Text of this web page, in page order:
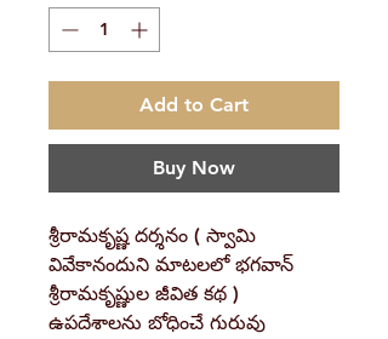
Add to Cart
Buy Now
శ్రీరామకృష్ణ దర్శనం ( స్వామి
వివేకానందుని మాటలలో భగవాన్
శ్రీరామకృష్ణుల జీవిత కథ )
ఉపదేశాలను బోధించే గురువు